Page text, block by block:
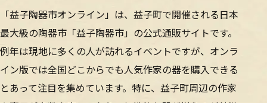
「益子陶器市オンライン」は、益子町で開催される日本
最大級の陶器市「益子陶器市」の公式通販サイトです。
例年は現地に多くの人が訪れるイベントですが、オンラ
イン版では全国どこからでも人気作家の器を購入できる
とあって注目を集めています。特に、益子町周辺の作家